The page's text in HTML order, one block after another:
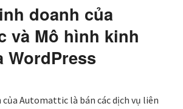
doanh của
và Mô hình kinh
WordPress
Automattic là bán các dịch vụ liên